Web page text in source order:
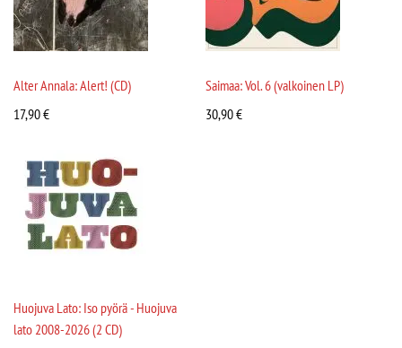
Alter Annala: Alert! (CD)
17,90€
Saimaa: Vol. 6 (valkoinen LP)
30,90€
Huojuva Lato: Iso pyörä - Huojuva
lato 2008-2026 (2 CD)